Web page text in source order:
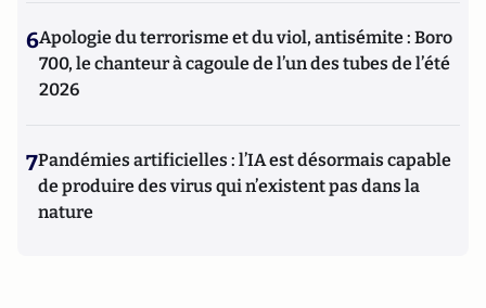
6Apologie du terrorisme et du viol, antisémite : Boro
700, le chanteur à cagoule de l’un des tubes de l’été
2026
7Pandémies artificielles : l’IA est désormais capable
de produire des virus qui n’existent pas dans la
nature